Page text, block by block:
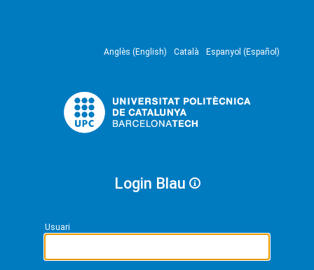
Anglès (English) Català Espanyol (Español)
Login Blau
Usuari